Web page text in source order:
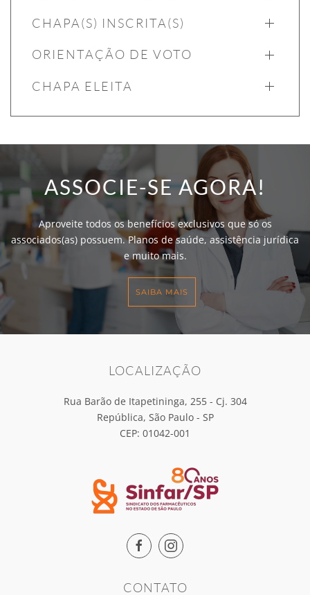
CHAPA(S) INSCRITA(S)
ORIENTAÇÃO DE VOTO
CHAPA ELEITA
ASSOCIE-SE AGORA!
Aproveite todos os benefícios exclusivos que só os
associados(as) possuem. Planos de saúde, assistência jurídica
e muito mais.
SAIBA MAIS
LOCALIZAÇÃO
Rua Barão de Itapetininga, 255 - Cj. 304
República, São Paulo - SP
CEP: 01042-001
CONTATO